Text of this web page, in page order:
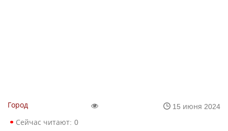
Город
15 июня 2024
Сейчас читают: 0